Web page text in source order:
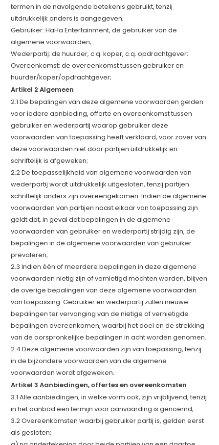
termen in de navolgende betekenis gebruikt, tenzij
uitdrukkelijk anders is aangegeven;
Gebruiker: HaHa Entertainment, de gebruiker van de
algemene voorwaarden;
Wederpartij: de huurder, c.q. koper, c.q. opdrachtgever;
Overeenkomst: de overeenkomst tussen gebruiker en
huurder/koper/opdrachtgever;
Artikel 2 Algemeen
2.1 De bepalingen van deze algemene voorwaarden gelden
voor iedere aanbieding, offerte en overeenkomst tussen
gebruiker en wederpartij waarop gebruiker deze
voorwaarden van toepassing heeft verklaard, voor zover van
deze voorwaarden niet door partijen uitdrukkelijk en
schriftelijk is afgeweken;
2.2 De toepasselijkheid van algemene voorwaarden van
wederpartij wordt uitdrukkelijk uitgesloten, tenzij partijen
schriftelijk anders zijn overeengekomen. Indien de algemene
voorwaarden van partijen naast elkaar van toepassing zijn
geldt dat, in geval dat bepalingen in de algemene
voorwaarden van gebruiker en wederpartij strijdig zijn, de
bepalingen in de algemene voorwaarden van gebruiker
prevaleren;
2.3 Indien één of meerdere bepalingen in deze algemene
voorwaarden nietig zijn of vernietigd mochten worden, blijven
de overige bepalingen van deze algemene voorwaarden
van toepassing. Gebruiker en wederpartij zullen nieuwe
bepalingen ter vervanging van de nietige of vernietigde
bepalingen overeenkomen, waarbij het doel en de strekking
van de oorspronkelijke bepalingen in acht worden genomen.
2.4 Deze algemene voorwaarden zijn van toepassing, tenzij
in de bijzondere voorwaarden van de algemene
voorwaarden wordt afgeweken.
Artikel 3 Aanbiedingen, offertes en overeenkomsten
3.1 Alle aanbiedingen, in welke vorm ook, zijn vrijblijvend, tenzij
in het aanbod een termijn voor aanvaarding is genoemd;
3.2 Overeenkomsten waarbij gebruiker partij is, gelden eerst
als gesloten: